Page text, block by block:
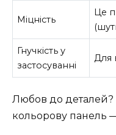
Міцність
Це
Гнучкість у
застосуванні
Для
Любов до
кольорову панель